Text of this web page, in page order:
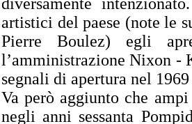
artistici del paese (note le
Pierre Boulez) egli
l’amministrazione Nixon -
segnali di apertura nel
Va però aggiunto che
negli anni sessanta